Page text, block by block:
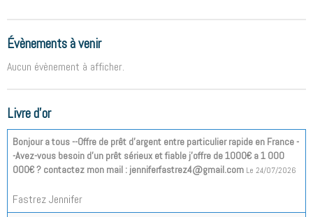
Évènements à venir
Aucun évènement à afficher.
Livre d'or
Bonjour a tous --Offre de prêt d'argent entre particulier rapide en France -
-Avez-vous besoin d'un prêt sérieux et fiable j'offre de 1000€ a 1 000
000€ ? contactez mon mail : jenniferfastrez4@gmail.com Le 24/07/2026
Fastrez Jennifer